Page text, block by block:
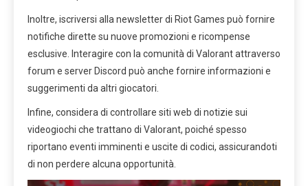
Inoltre, iscriversi alla newsletter di Riot Games può fornire
notifiche dirette su nuove promozioni e ricompense
esclusive. Interagire con la comunità di Valorant attraverso
forum e server Discord può anche fornire informazioni e
suggerimenti da altri giocatori.
Infine, considera di controllare siti web di notizie sui
videogiochi che trattano di Valorant, poiché spesso
riportano eventi imminenti e uscite di codici, assicurandoti
di non perdere alcuna opportunità.